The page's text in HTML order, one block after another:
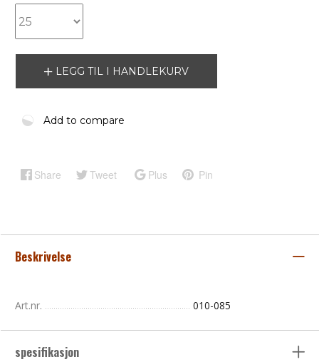
LEGG TIL I HANDLEKURV
Add to compare
Share Tweet Plus Pin
Beskrivelse
Art.nr. 010-085
spesifikasjon